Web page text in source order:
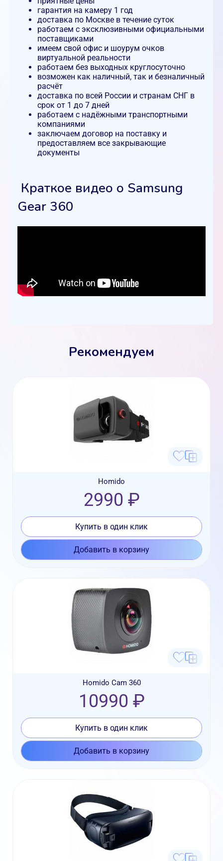
гарантия на камеру 1 год
доставка по Москве в течение суток
работаем с эксклюзивными официальными
поставщиками
имеем свой офис и шоурум очков
виртуальной реальности
работаем без выходных круглосуточно
возможен как наличный, так и безналичный
расчёт
доставка по всей России и странам СНГ в
срок от 1 до 7 дней
работаем с надёжными транспортными
компаниями
заключаем договор на поставку и
предоставляем все закрывающие
документы
Краткое видео о Samsung
Gear 360
Рекомендуем
Homido
2990 ₽
Купить в один клик
Добавить в корзину
Homido Cam 360
10990 ₽
Купить в один клик
Добавить в корзину